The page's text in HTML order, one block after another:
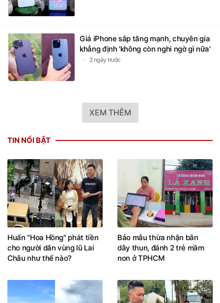
Giá iPhone sắp tăng mạnh, chuyên gia
khẳng định 'không còn nghi ngờ gì nữa'
2 ngày trước
XEM THÊM
TIN NỔI BẬT
Huấn "Hoa Hồng" phát tiền
cho người dân vùng lũ Lai
Châu như thế nào?
Bảo mẫu thừa nhận bắn
dây thun, đánh 2 trẻ mầm
non ở TPHCM